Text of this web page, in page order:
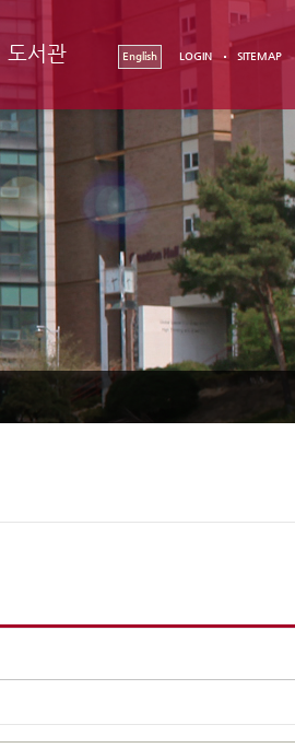
English LOGIN SITEMAP
도서관